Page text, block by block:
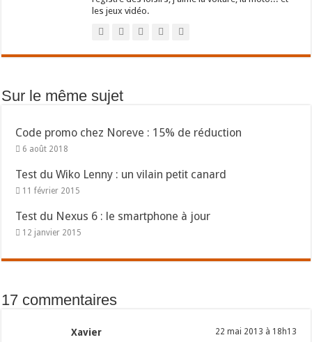
les jeux vidéo.
Sur le même sujet
Code promo chez Noreve : 15% de réduction
6 août 2018
Test du Wiko Lenny : un vilain petit canard
11 février 2015
Test du Nexus 6 : le smartphone à jour
12 janvier 2015
17 commentaires
Xavier 22 mai 2013 à 18h13